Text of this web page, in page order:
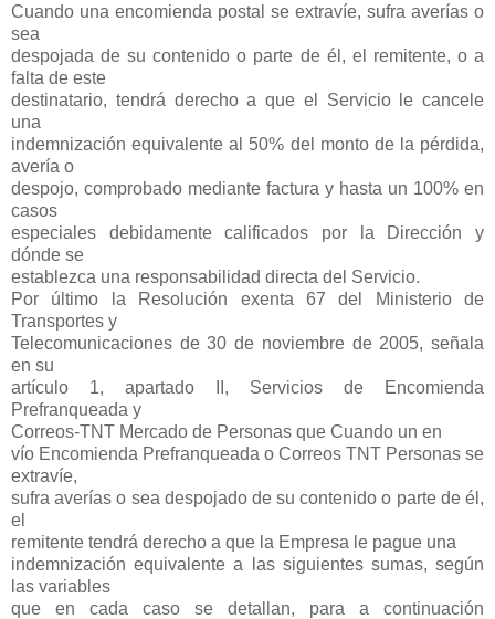
Cuando una encomienda postal se extravíe, sufra averías o
sea
despojada de su contenido o parte de él, el remitente, o a
falta de este
destinatario, tendrá derecho a que el Servicio le cancele
una
indemnización equivalente al 50% del monto de la pérdida,
avería o
despojo, comprobado mediante factura y hasta un 100% en
casos
especiales debidamente calificados por la Dirección y
dónde se
establezca una responsabilidad directa del Servicio.
Por último la Resolución exenta 67 del Ministerio de
Transportes y
Telecomunicaciones de 30 de noviembre de 2005, señala
en su
artículo 1, apartado II, Servicios de Encomienda
Prefranqueada y
Correos-TNT Mercado de Personas que Cuando un en
vío Encomienda Prefranqueada o Correos TNT Personas se
extravíe,
sufra averías o sea despojado de su contenido o parte de él,
el
remitente tendrá derecho a que la Empresa le pague una
indemnización equivalente a las siguientes sumas, según
las variables
que en cada caso se detallan, para a continuación